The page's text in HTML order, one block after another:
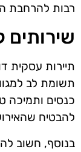
רבות להרחבת
שירותים
תיירות עסקית
תשומת לב
כנסים ותמיכה
להבטיח
בנוסף, חשוב